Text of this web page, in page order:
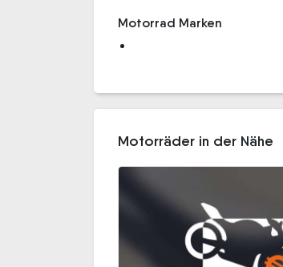
Motorrad Marken
Motorräder in der Nähe